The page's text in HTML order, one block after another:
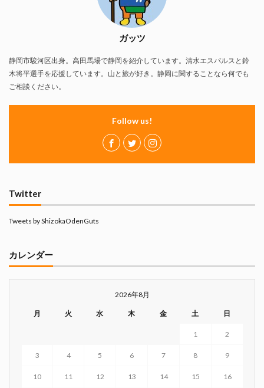
ガッツ
静岡市駿河区出身。高田馬場で静岡を紹介しています。清水エスパルスと鈴
木将平選手を応援しています。山と旅が好き。静岡に関することなら何でも
ご相談ください。
Follow us!
Twitter
Tweets by ShizokaOdenGuts
カレンダー
2026年8月
月 火 水 木 金 土 日
1 2
3 4 5 6 7 8 9
10 11 12 13 14 15 16